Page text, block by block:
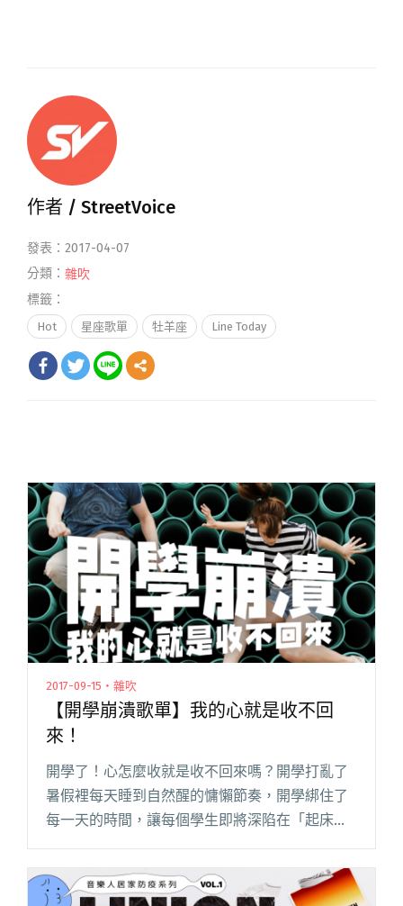
作者 / StreetVoice
發表：2017-04-07
分類： 雜吹
標籤：
Hot 星座歌單 牡羊座 Line Today
2017-09-15・雜吹
【開學崩潰歌單】我的心就是收不回
來！
開學了！心怎麼收就是收不回來嗎？開學打亂了
暑假裡每天睡到自然醒的慵懶節奏，開學綁住了
每一天的時間，讓每個學生即將深陷在「起床賴
床、早餐學餐、上課下課、報告考試、社團打
工、熬夜遲到……」的循環裡！相信大家都是開學
的第一天，就已開始期待著學期最閱讀全文